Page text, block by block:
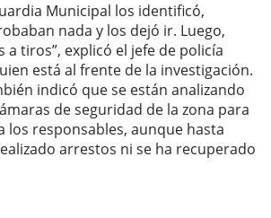
Municipal los identificó,
nada y los dejó ir. Luego,
a tiros”, explicó el jefe de policía
está al frente de la investigación.
indicó que se están analizando
de seguridad de la zona para
los responsables, aunque hasta
arrestos ni se ha recuperado